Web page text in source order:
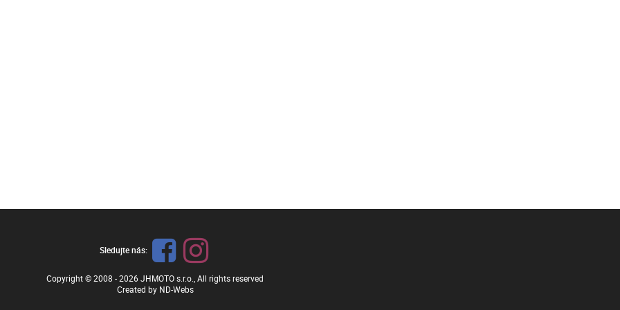
Sledujte nás:
Copyright © 2008 - 2026 JHMOTO s.r.o., All rights reserved
Created by ND-Webs